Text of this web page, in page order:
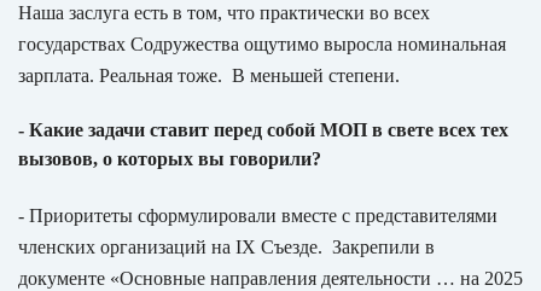
Наша заслуга есть в том, что практически во всех
государствах Содружества ощутимо выросла номинальная
зарплата. Реальная тоже. В меньшей степени.
- Какие задачи ставит перед собой МОП в свете всех тех
вызовов, о которых вы говорили?
- Приоритеты сформулировали вместе с представителями
членских организаций на IX Съезде. Закрепили в
документе «Основные направления деятельности … на 2025